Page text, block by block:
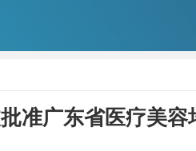
准广东省医疗美容